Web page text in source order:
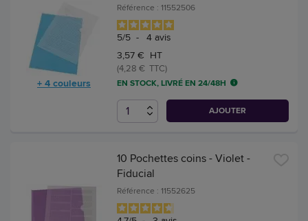
+ 4 couleurs
Référence : 11552506
5/5 - 4 avis
3,57 € HT
(4,28 € TTC)
EN STOCK, LIVRÉ EN 24/48H
AJOUTER
10 Pochettes coins - Violet -
Fiducial
Référence : 11552625